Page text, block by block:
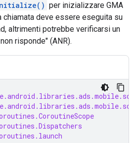
per inizializzare GMA
chiamata deve essere eseguita su
altrimenti potrebbe verificarsi un
risponde" (ANR).